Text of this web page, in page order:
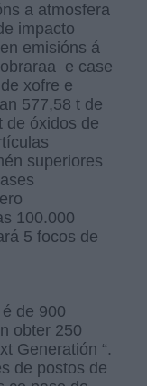
a atmosfera
impacto
emisións á
e case
xofre e
577,58 t de
de óxidos de
superiores
100.000
5 focos de
de 900
obter 250
Generatión “.
de postos de